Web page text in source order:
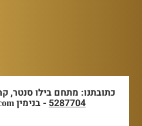
כתובתנו: מתחם בילו סנטר,
5287704- בנימין